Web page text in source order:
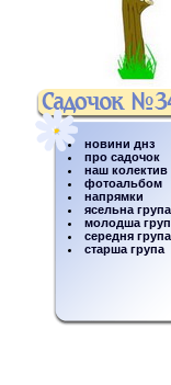
новини днз
про садочок
наш колектив
фотоальбом
напрямки
ясельна група
молодша
середня група
старша група